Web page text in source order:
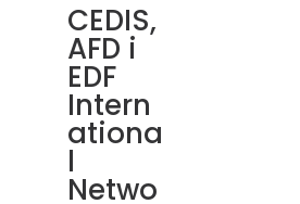
CEDIS,
AFD i
EDF
Intern
ationa
l
Netwo